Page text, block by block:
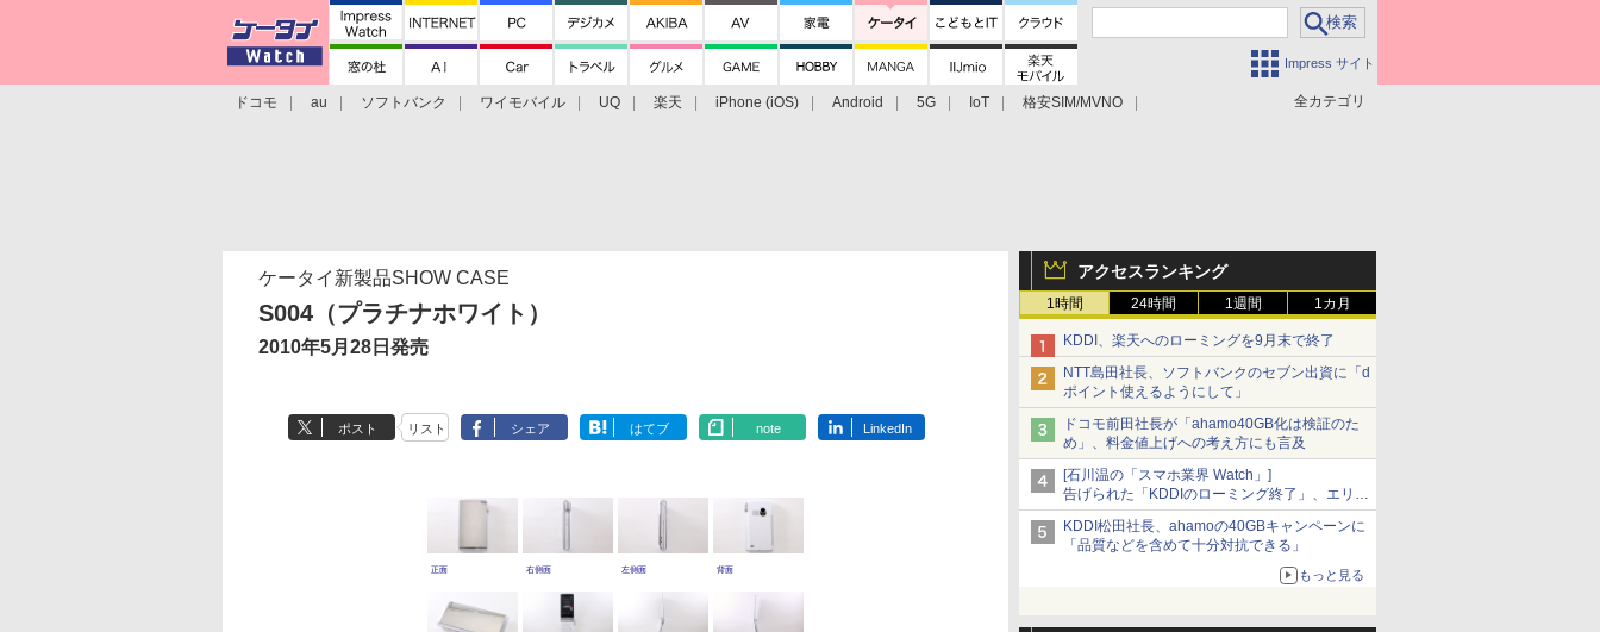
Impress サイト
全カテゴリ
ドコモ au ソフトバンク ワイモバイル UQ 楽天 iPhone (iOS) Android 5G IoT
格安SIM/MVNO
アクセスランキング
1時間 24時間 1週間 1カ月
KDDI、楽天へのローミングを9月末で終了
NTT島田社長、ソフトバンクのセブン出資に「d
ポイント使えるようにして」
ドコモ前田社長が「ahamo40GB化は検証のた
め」、料金値上げへの考え方にも言及
[石川温の「スマホ業界 Watch」]
告げられた「KDDIのローミング終了」、エリア
マップの落とし穴と楽天モバイルの課題
KDDI松田社長、ahamoの40GBキャンペーンに
「品質などを含めて十分対抗できる」
もっと見る
ケータイ新製品SHOW CASE
S004（プラチナホワイト）
2010年5月28日発売
ポスト リスト シェア はてブ note LinkedIn
正面 右側面 左側面 背面